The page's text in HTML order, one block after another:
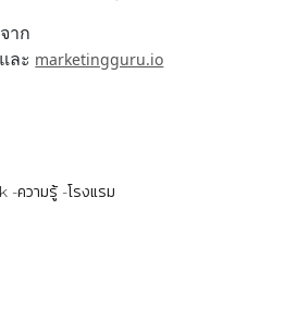
าก
และ marketingguru.io
ความรู้ โรงแรม